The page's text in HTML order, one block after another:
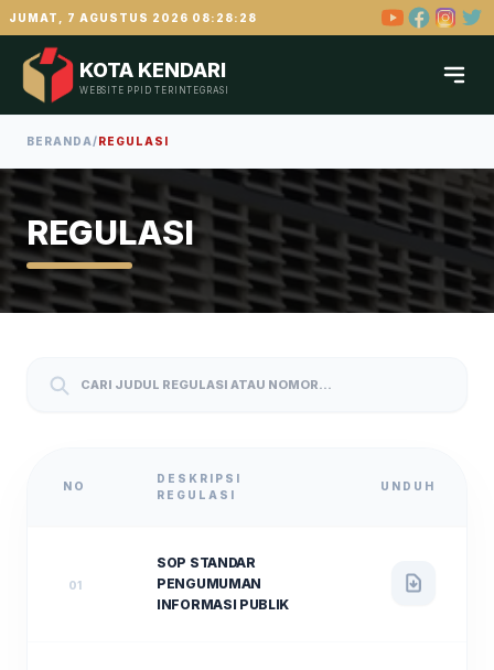
JUMAT, 7 AGUSTUS 2026 08:28:29
KOTA KENDARI
WEBSITE PPID TERINTEGRASI
BERANDA/REGULASI
REGULASI
NO
DESKRIPSI
REGULASI
UNDUH
01
SOP STANDAR
PENGUMUMAN
INFORMASI PUBLIK